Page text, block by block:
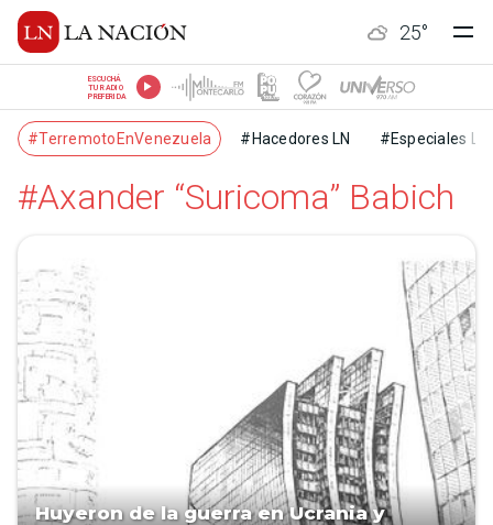
25°
ESCUCHÁ
TU RADIO
PREFERIDA
#TerremotoEnVenezuela #Hacedores LN #Especiales LN
#Axander “Suricoma” Babich
Huyeron de la guerra en Ucrania y